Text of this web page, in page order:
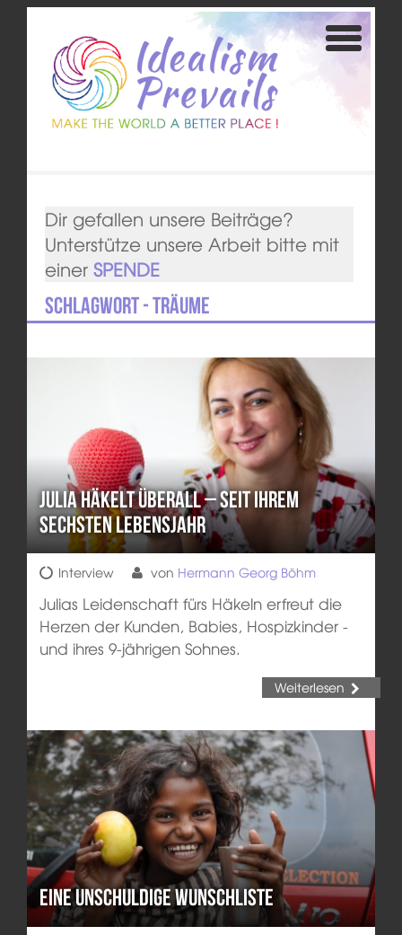
Dir gefallen unsere Beiträge?
Unterstütze unsere Arbeit bitte mit
einer SPENDE
Schlagwort - Träume
Julia häkelt überall – seit ihrem
sechsten Lebensjahr
Interview von Hermann Georg Böhm
Julias Leidenschaft fürs Häkeln erfreut die
Herzen der Kunden, Babies, Hospizkinder -
und ihres 9-jährigen Sohnes.
Weiterlesen
Eine unschuldige Wunschliste